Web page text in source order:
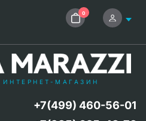
0
МАГАЗИН
+7(499) 460-56-01